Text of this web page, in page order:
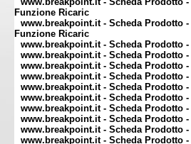
Funzione Ricaric
www.breakpoint.it - Scheda Prodotto -
Funzione Ricaric
www.breakpoint.it - Scheda Prodotto -
www.breakpoint.it - Scheda Prodotto -
www.breakpoint.it - Scheda Prodotto -
www.breakpoint.it - Scheda Prodotto -
www.breakpoint.it - Scheda Prodotto -
www.breakpoint.it - Scheda Prodotto
www.breakpoint.it - Scheda Prodotto -
www.breakpoint.it - Scheda Prodotto -
www.breakpoint.it - Scheda Prodotto -
www.breakpoint.it - Scheda Prodotto -